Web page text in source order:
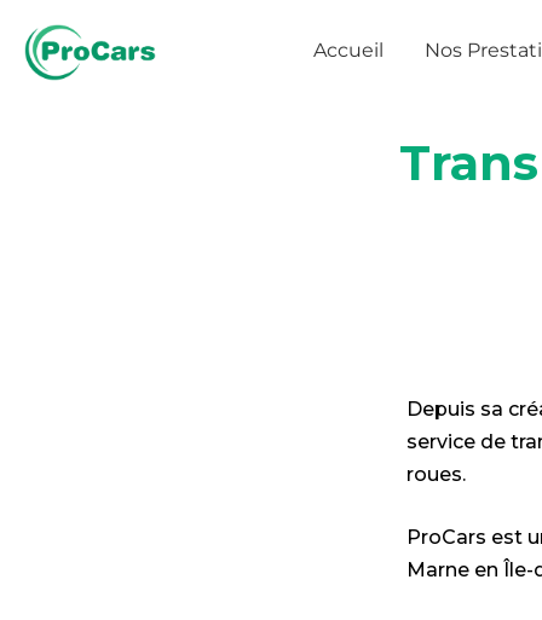
contenu
Accueil Nos
Depuis sa
service de
roues.
ProCars est
Marne en Île-